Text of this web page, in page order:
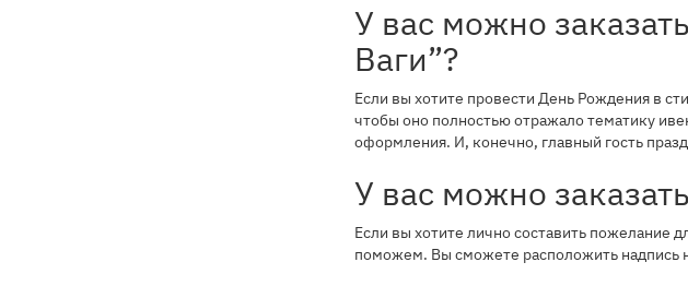
У вас можно
Ваги”?
Если вы хотите провести День Рождения в
чтобы оно полностью отражало тематику
оформления. И, конечно, главный гость
У вас можно
Если вы хотите лично составить пожелание
поможем. Вы сможете расположить надпись